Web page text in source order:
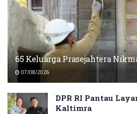
65 Keluarga Prasejahtera
07/08/2026
DPR RI Pantau
Kaltimra